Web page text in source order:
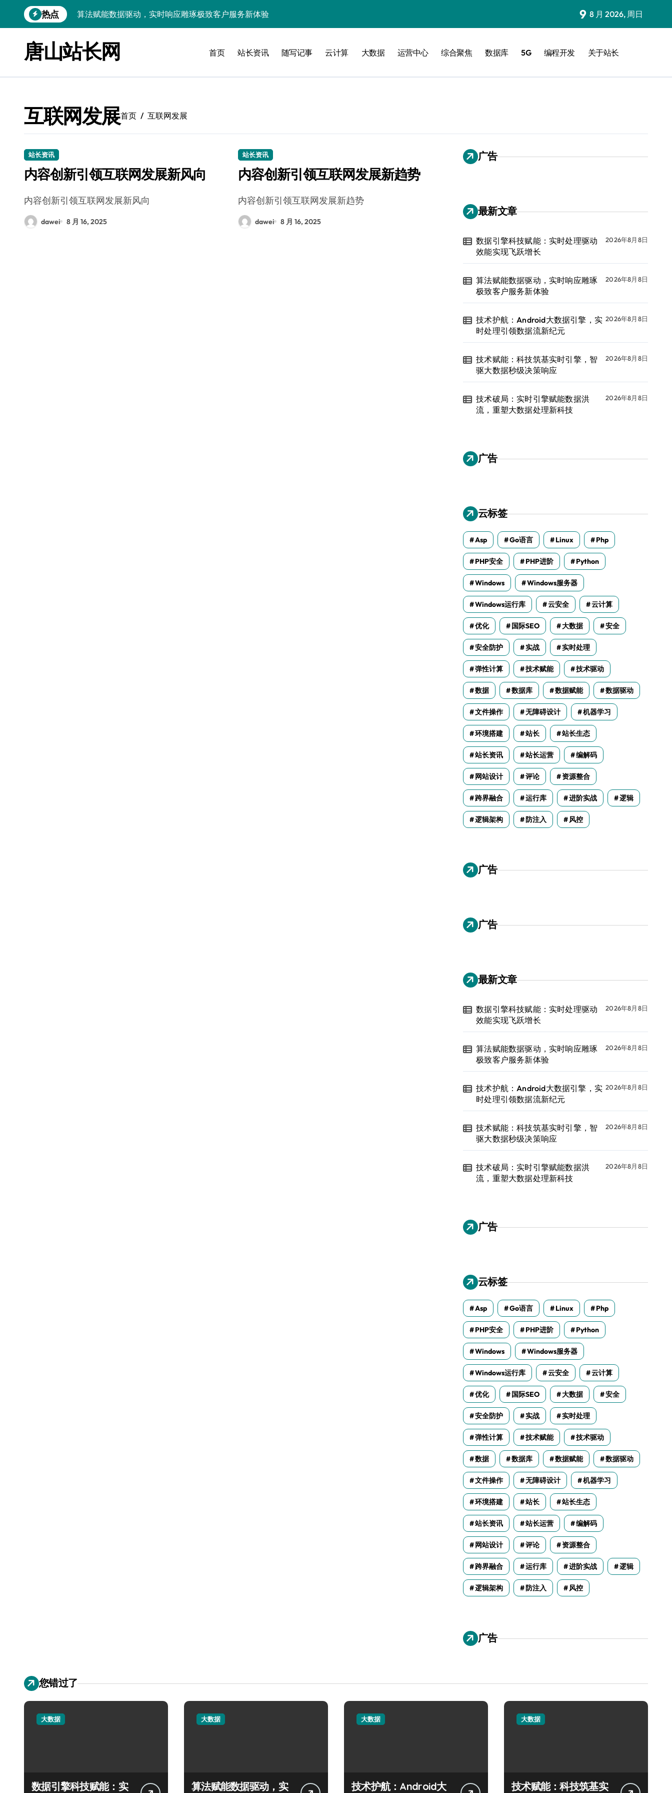
到
热点
算法赋能数据驱动，实时响应雕琢极致客户服务新体验
技术赋能：科技筑基实时引擎，智驱大数据秒级决策响应
技术破局：实时引擎赋能数据洪流，重塑大数据处理新科技
技术赋能：实时数据处理引擎驱动企业大数据科技新飞跃
大数据赋能运维：实时处理提效，精准调控信息流
技术赋能：构建高效实时引擎，驱动多媒体大数据处理革新
Go语言赋能大数据：实时引擎构建与科技驱动的性能优化术
数据引擎科技赋能：实时处理驱动效能实现飞跃增长
9 8 月 2026, 周日
唐山站长网 首页 站长资讯 随写记事 云计算 大数据 运营中心 综合聚焦 数据库 5G 编程开发 关于站长
互联网发展首页 互联网发展
站长资讯
内容创新引领互联网发展新风向
内容创新引领互联网发展新风向
dawei 8 月 16, 2025
站长资讯
内容创新引领互联网发展新趋势
内容创新引领互联网发展新趋势
dawei 8 月 16, 2025
广告
最新文章
数据引擎科技赋能：实时处理驱动
效能实现飞跃增长
2026年8月8日
算法赋能数据驱动，实时响应雕琢
极致客户服务新体验
2026年8月8日
技术护航：Android大数据引擎，实
时处理引领数据流新纪元
2026年8月8日
技术赋能：科技筑基实时引擎，智
驱大数据秒级决策响应
2026年8月8日
技术破局：实时引擎赋能数据洪
流，重塑大数据处理新科技
2026年8月8日
广告
云标签
Asp Go语言 Linux Php
PHP安全 PHP进阶 Python
Windows Windows服务器
Windows运行库 云安全 云计算
优化 国际SEO 大数据 安全
安全防护 实战 实时处理
弹性计算 技术赋能 技术驱动
数据 数据库 数据赋能 数据驱动
文件操作 无障碍设计 机器学习
环境搭建 站长 站长生态
站长资讯 站长运营 编解码
网站设计 评论 资源整合
跨界融合 运行库 进阶实战 逻辑
逻辑架构 防注入 风控
广告
广告
最新文章
数据引擎科技赋能：实时处理驱动
效能实现飞跃增长
2026年8月8日
算法赋能数据驱动，实时响应雕琢
极致客户服务新体验
2026年8月8日
技术护航：Android大数据引擎，实
时处理引领数据流新纪元
2026年8月8日
技术赋能：科技筑基实时引擎，智
驱大数据秒级决策响应
2026年8月8日
技术破局：实时引擎赋能数据洪
流，重塑大数据处理新科技
2026年8月8日
广告
云标签
Asp Go语言 Linux Php
PHP安全 PHP进阶 Python
Windows Windows服务器
Windows运行库 云安全 云计算
优化 国际SEO 大数据 安全
安全防护 实战 实时处理
弹性计算 技术赋能 技术驱动
数据 数据库 数据赋能 数据驱动
文件操作 无障碍设计 机器学习
环境搭建 站长 站长生态
站长资讯 站长运营 编解码
网站设计 评论 资源整合
跨界融合 运行库 进阶实战 逻辑
逻辑架构 防注入 风控
广告
您错过了
大数据
数据引擎科技赋能：实
大数据
算法赋能数据驱动，实
大数据
技术护航：Android大
大数据
技术赋能：科技筑基实